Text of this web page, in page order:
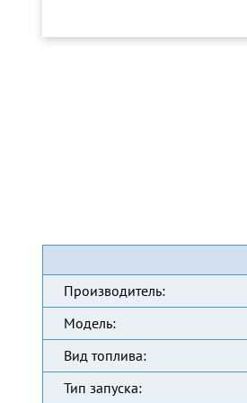
Производитель:
Модель:
Вид топлива:
Тип запуска: